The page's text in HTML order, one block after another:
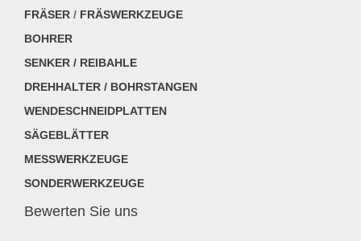
FRÄSER / FRÄSWERKZEUGE
BOHRER
SENKER / REIBAHLE
DREHHALTER / BOHRSTANGEN
WENDESCHNEIDPLATTEN
SÄGEBLÄTTER
MESSWERKZEUGE
SONDERWERKZEUGE
Bewerten Sie uns